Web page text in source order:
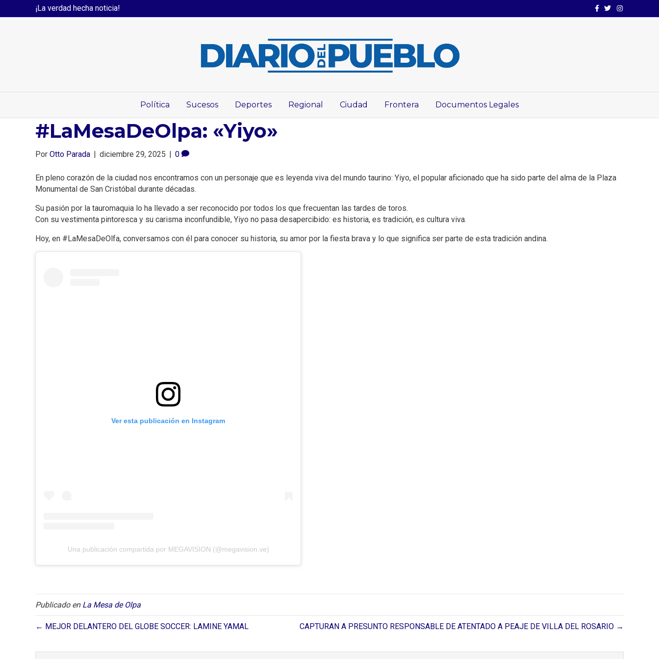
¡La verdad hecha noticia! Facebook
TwitterInstagram
Política Sucesos Deportes Regional Ciudad Frontera Documentos Legales
#LaMesaDeOlpa: «Yiyo»
Por Otto Parada | diciembre 29, 2025 | 0
En pleno corazón de la ciudad nos encontramos con un personaje que es leyenda viva del mundo taurino: Yiyo, el popular aficionado que ha sido parte del alma de la Plaza
Monumental de San Cristóbal durante décadas.
Su pasión por la tauromaquia lo ha llevado a ser reconocido por todos los que frecuentan las tardes de toros.
Con su vestimenta pintoresca y su carisma inconfundible, Yiyo no pasa desapercibido: es historia, es tradición, es cultura viva.
Hoy, en #LaMesaDeOlfa, conversamos con él para conocer su historia, su amor por la fiesta brava y lo que significa ser parte de esta tradición andina.
Ver esta publicación en Instagram
Una publicación compartida por MEGAVISION (@megavision.ve)
Publicado en La Mesa de Olpa
← MEJOR DELANTERO DEL GLOBE SOCCER: LAMINE YAMAL CAPTURAN A PRESUNTO RESPONSABLE DE ATENTADO A PEAJE DE VILLA DEL ROSARIO →